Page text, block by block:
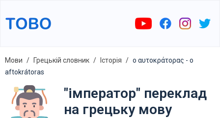
Мови Грецькій словник Історія
ο αυτοκράτορας - o
aftokrátoras
"імператор" переклад
на грецьку мову